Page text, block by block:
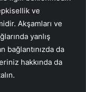
ve
Akşamları ve
yanlış
bağlantınızda da
hakkında da